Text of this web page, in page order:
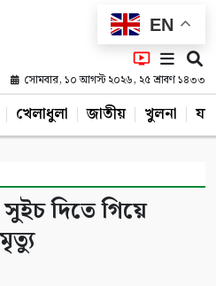
EN
সোমবার, ১০ আগস্ট ২০২৬, ২৫ শ্রাবণ ১৪৩৩
খেলাধুলা জাতীয় খুলনা
সুইচ দিতে গিয়ে